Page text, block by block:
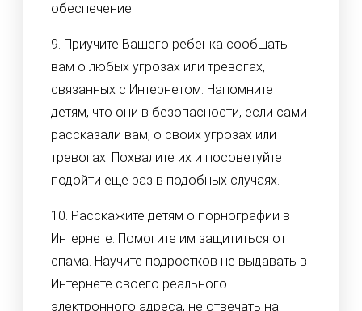
обеспечение.
9. Приучите Вашего ребенка сообщать
вам о любых угрозах или тревогах,
связанных с Интернетом. Напомните
детям, что они в безопасности, если сами
рассказали вам, о своих угрозах или
тревогах. Похвалите их и посоветуйте
подойти еще раз в подобных случаях.
10. Расскажите детям о порнографии в
Интернете. Помогите им защититься от
спама. Научите подростков не выдавать в
Интернете своего реального
электронного адреса, не отвечать на